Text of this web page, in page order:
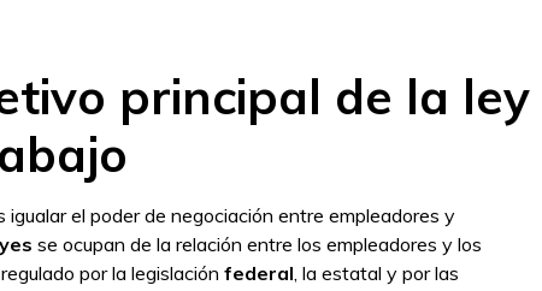
principal de la ley
igualar el poder de negociación entre empleadores y
se ocupan de la relación entre los empleadores y los
por la legislación federal, la estatal y por las